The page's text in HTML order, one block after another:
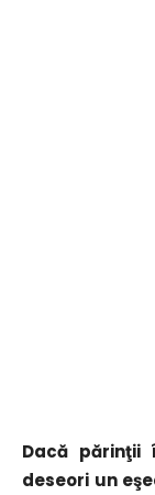
Dacă
deseori un